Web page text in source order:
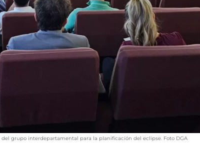
grupo interdepartamental para la planificación del eclipse. Foto DGA